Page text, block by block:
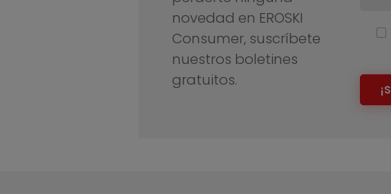
novedad en EROSKI
Consumer, suscríbete
nuestros boletines
gratuitos.